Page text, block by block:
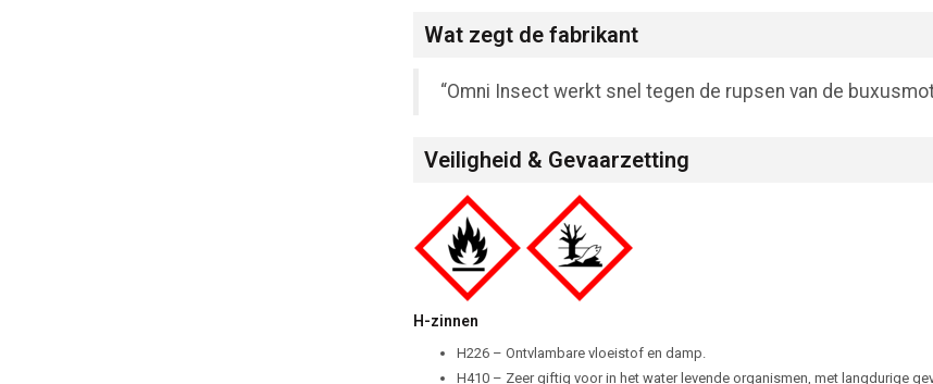
Wat zegt de fabrikant
“Omni Insect werkt snel tegen de rupsen van de
Veiligheid & Gevaarzetting
H-zinnen
H226 – Ontvlambare vloeistof en damp.
H410 – Zeer giftig voor in het water levende organismen, met langdurige